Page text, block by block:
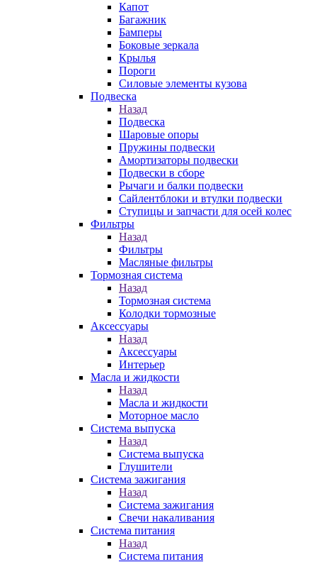
Капот
Багажник
Бамперы
Боковые зеркала
Крылья
Пороги
Силовые элементы кузова
Подвеска
Назад
Подвеска
Шаровые опоры
Пружины подвески
Амортизаторы подвески
Подвески в сборе
Рычаги и балки подвески
Сайлентблоки и втулки подвески
Ступицы и запчасти для осей колес
Фильтры
Назад
Фильтры
Масляные фильтры
Тормозная система
Назад
Тормозная система
Колодки тормозные
Аксессуары
Назад
Аксессуары
Интерьер
Масла и жидкости
Назад
Масла и жидкости
Моторное масло
Система выпуска
Назад
Система выпуска
Глушители
Система зажигания
Назад
Система зажигания
Свечи накаливания
Система питания
Назад
Система питания